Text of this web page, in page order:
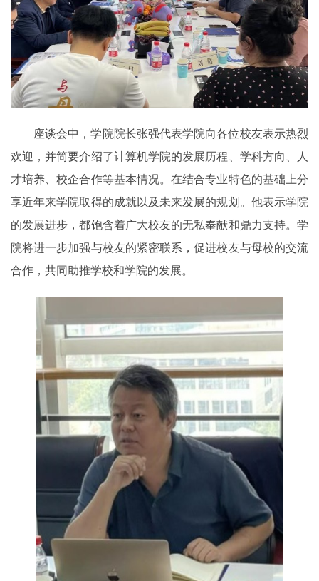
座谈会中，学院院长张强代表学院向各位校友表示热烈
欢迎，并简要介绍了计算机学院的发展历程、学科方向、人
才培养、校企合作等基本情况。在结合专业特色的基础上分
享近年来学院取得的成就以及未来发展的规划。他表示学院
的发展进步，都饱含着广大校友的无私奉献和鼎力支持。学
院将进一步加强与校友的紧密联系，促进校友与母校的交流
合作，共同助推学校和学院的发展。